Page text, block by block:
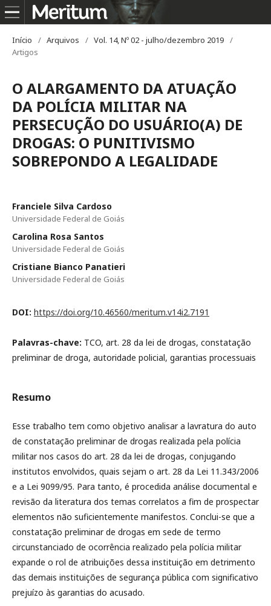
Início / Arquivos / Vol. 14, Nº 02 - julho/dezembro 2019 /
Artigos
O ALARGAMENTO DA ATUAÇÃO
DA POLÍCIA MILITAR NA
PERSECUÇÃO DO USUÁRIO(A) DE
DROGAS: O PUNITIVISMO
SOBREPONDO A LEGALIDADE
Franciele Silva Cardoso
Universidade Federal de Goiás
Carolina Rosa Santos
Universidade Federal de Goiás
Cristiane Bianco Panatieri
Universidade Federal de Goiás
DOI: https://doi.org/10.46560/meritum.v14i2.7191
Palavras-chave: TCO, art. 28 da lei de drogas, constatação
preliminar de droga, autoridade policial, garantias processuais
Resumo
Esse trabalho tem como objetivo analisar a lavratura do auto
de constatação preliminar de drogas realizada pela polícia
militar nos casos do art. 28 da lei de drogas, conjugando
institutos envolvidos, quais sejam o art. 28 da Lei 11.343/2006
e a Lei 9099/95. Para tanto, é procedida análise documental e
revisão da literatura dos temas correlatos a fim de prospectar
elementos não suficientemente manifestos. Conclui-se que a
constatação preliminar de drogas em sede de termo
circunstanciado de ocorrência realizado pela polícia militar
expande o rol de atribuições dessa instituição em detrimento
das demais instituições de segurança pública com significativo
prejuízo às garantias do acusado.